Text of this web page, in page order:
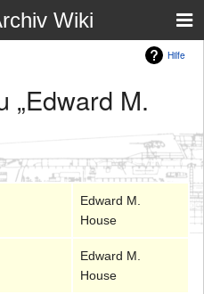
Wiki
Hilfe
„Edward M.
Edward M.
House
Edward M.
House